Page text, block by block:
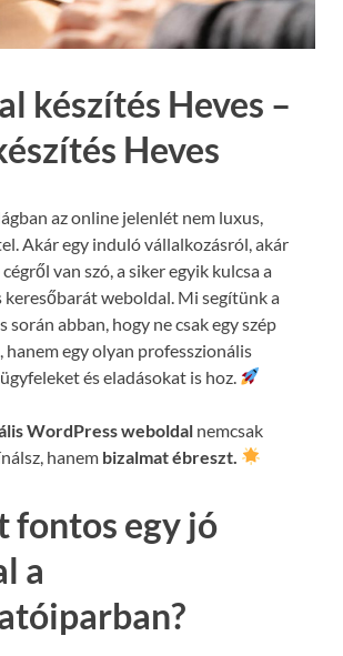
készítés Heves –
Heves
az online jelenlét nem luxus,
Akár egy induló vállalkozásról, akár
van szó, a siker egyik kulcsa a
keresőbarát weboldal. Mi segítünk a
során abban, hogy ne csak egy szép
hanem egy olyan professzionális
és eladásokat is hoz.
WordPress weboldal nemcsak
hanem bizalmat ébreszt.
fontos egy jó
a